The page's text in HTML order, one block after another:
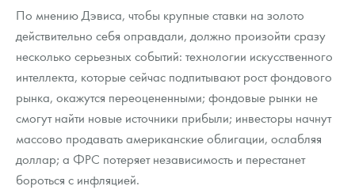
По мнению Дэвиса, чтобы крупные ставки на золото
действительно себя оправдали, должно произойти сразу
несколько серьезных событий: технологии искусственного
интеллекта, которые сейчас подпитывают рост фондового
рынка, окажутся переоцененными; фондовые рынки не
смогут найти новые источники прибыли; инвесторы начнут
массово продавать американские облигации, ослабляя
доллар; а ФРС потеряет независимость и перестанет
бороться с инфляцией.